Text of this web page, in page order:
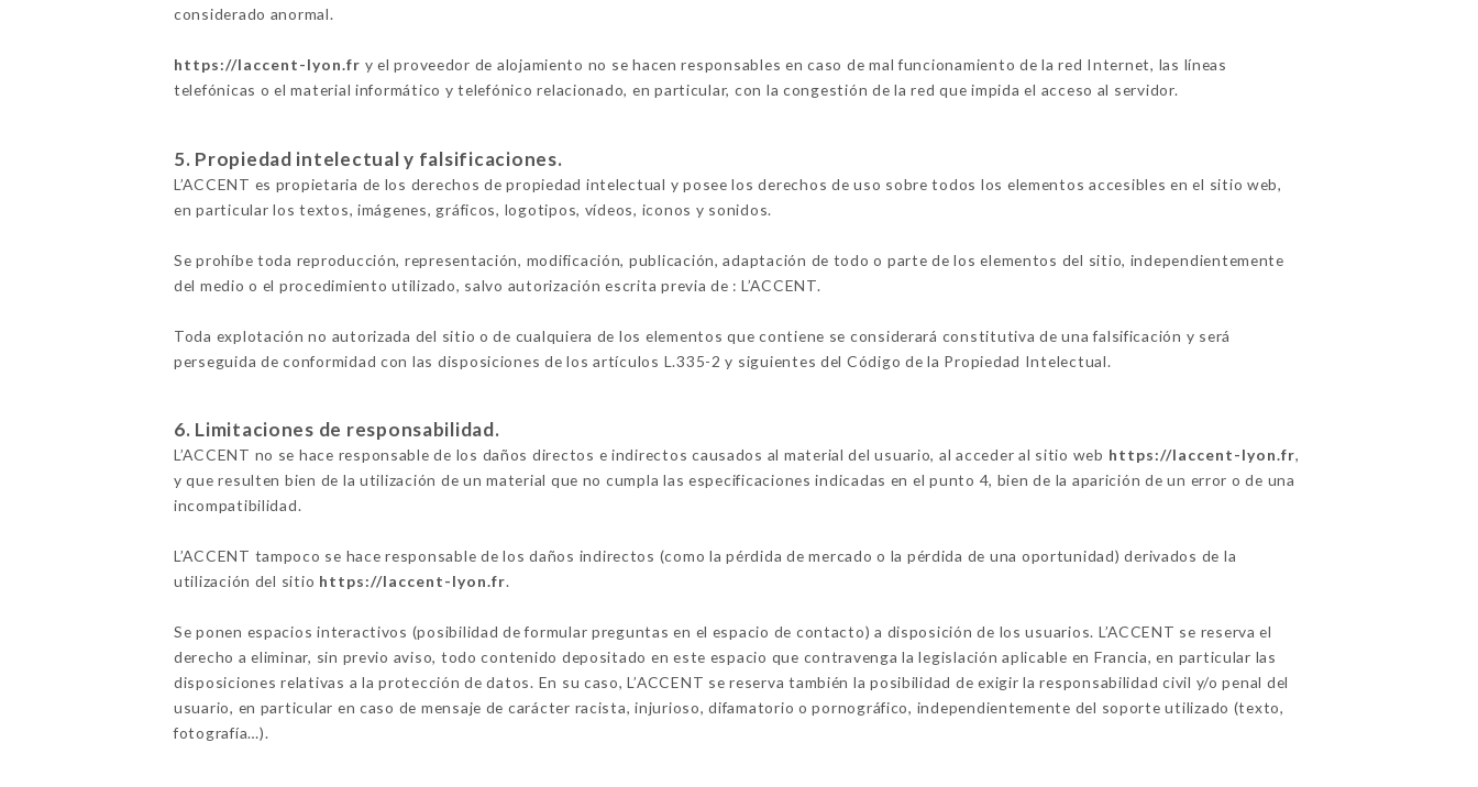
considerado anormal.
https://laccent-lyon.fr y el proveedor de alojamiento no se hacen responsables en caso de mal funcionamiento de la red Internet, las líneas
telefónicas o el material informático y telefónico relacionado, en particular, con la congestión de la red que impida el acceso al servidor.
5. Propiedad intelectual y falsificaciones.
L’ACCENT es propietaria de los derechos de propiedad intelectual y posee los derechos de uso sobre todos los elementos accesibles en el sitio web,
en particular los textos, imágenes, gráficos, logotipos, vídeos, iconos y sonidos.
Se prohíbe toda reproducción, representación, modificación, publicación, adaptación de todo o parte de los elementos del sitio, independientemente
del medio o el procedimiento utilizado, salvo autorización escrita previa de : L’ACCENT.
Toda explotación no autorizada del sitio o de cualquiera de los elementos que contiene se considerará constitutiva de una falsificación y será
perseguida de conformidad con las disposiciones de los artículos L.335-2 y siguientes del Código de la Propiedad Intelectual.
6. Limitaciones de responsabilidad.
L’ACCENT no se hace responsable de los daños directos e indirectos causados al material del usuario, al acceder al sitio web https://laccent-lyon.fr,
y que resulten bien de la utilización de un material que no cumpla las especificaciones indicadas en el punto 4, bien de la aparición de un error o de una
incompatibilidad.
L’ACCENT tampoco se hace responsable de los daños indirectos (como la pérdida de mercado o la pérdida de una oportunidad) derivados de la
utilización del sitio https://laccent-lyon.fr.
Se ponen espacios interactivos (posibilidad de formular preguntas en el espacio de contacto) a disposición de los usuarios. L’ACCENT se reserva el
derecho a eliminar, sin previo aviso, todo contenido depositado en este espacio que contravenga la legislación aplicable en Francia, en particular las
disposiciones relativas a la protección de datos. En su caso, L’ACCENT se reserva también la posibilidad de exigir la responsabilidad civil y/o penal del
usuario, en particular en caso de mensaje de carácter racista, injurioso, difamatorio o pornográfico, independientemente del soporte utilizado (texto,
fotografía…).